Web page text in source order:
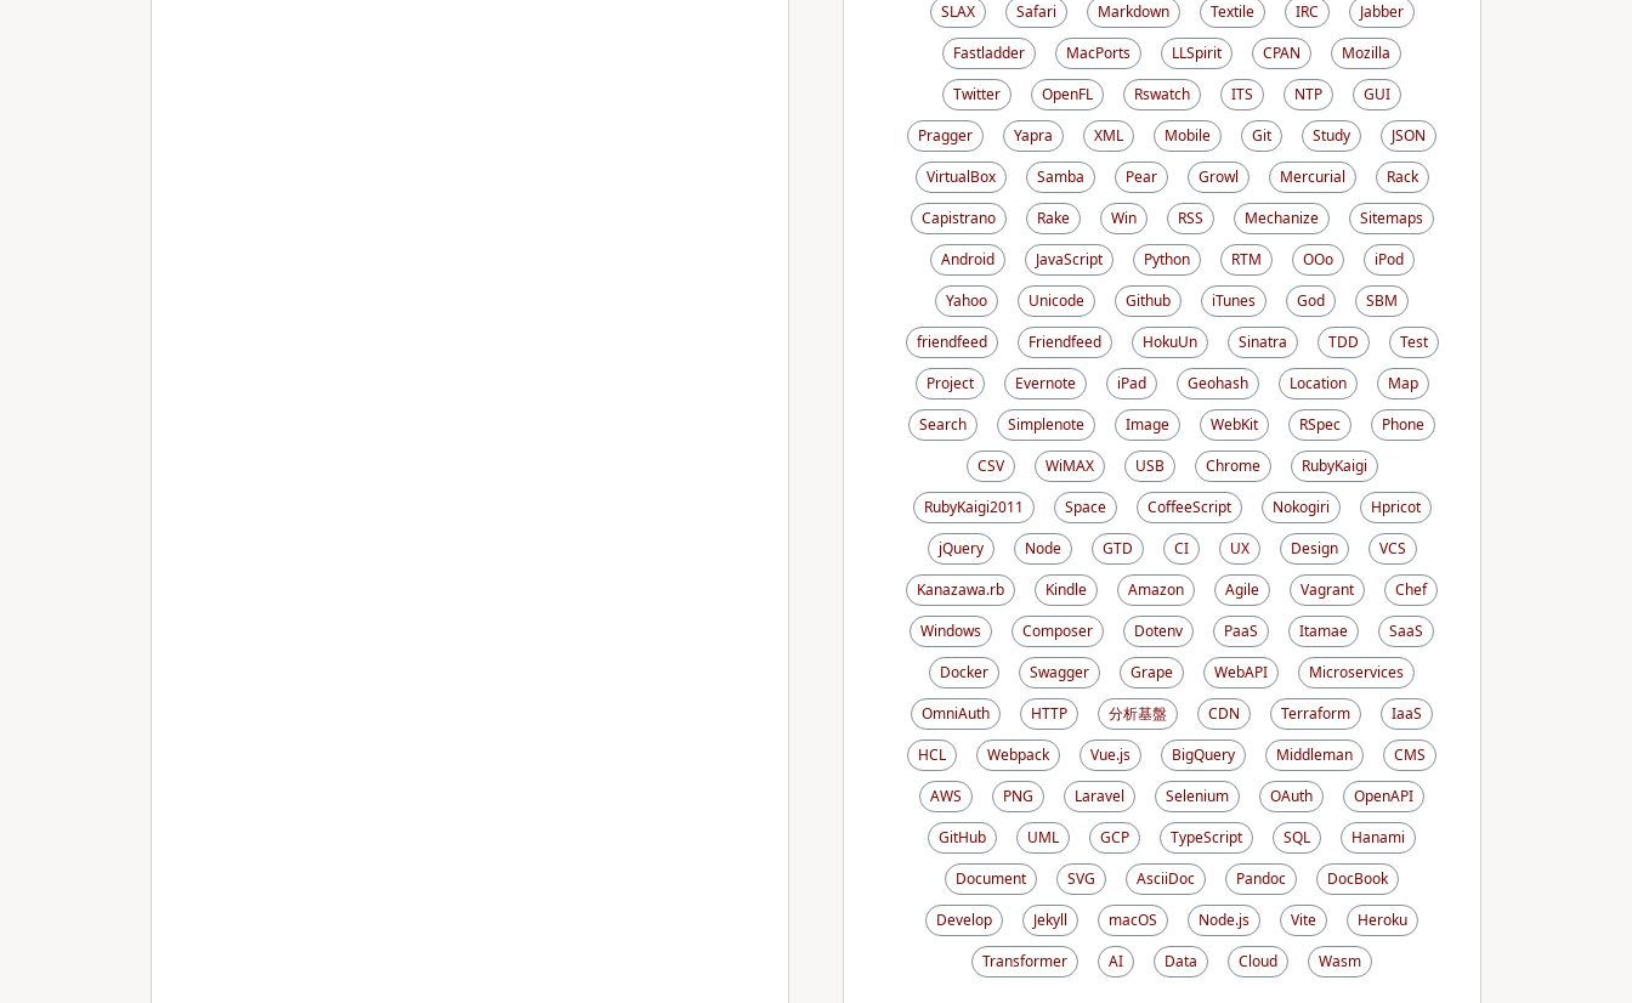
SLAX
Safari Markdown Textile IRC
Jabber
Fastladder
MacPorts LLSpirit CPAN
Mozilla
Twitter
OpenFL Rswatch ITS NTP
GUI
Pragger
Yapra XML Mobile Git Study
JSON
VirtualBox
Samba Pear Growl Mercurial
Rack
Capistrano
Rake Win RSS Mechanize
Sitemaps
Android
JavaScript Python RTM OOo
iPod
Yahoo
Unicode Github iTunes God
SBM
friendfeed
Friendfeed HokuUn Sinatra TDD
Test
Project
Evernote iPad Geohash Location
Map
Search
Simplenote Image WebKit RSpec
Phone
CSV
WiMAX USB Chrome
RubyKaigi
RubyKaigi2011
Space CoffeeScript Nokogiri
Hpricot
jQuery
Node GTD CI UX Design
VCS
Kanazawa.rb
Kindle Amazon Agile Vagrant
Chef
Windows
Composer Dotenv PaaS Itamae
SaaS
Docker
Swagger Grape WebAPI
Microservices
OmniAuth
HTTP 分析基盤 CDN Terraform
IaaS
HCL
Webpack Vue.js BigQuery Middleman
CMS
AWS
PNG Laravel Selenium OAuth
OpenAPI
GitHub
UML GCP TypeScript SQL
Hanami
Document
SVG AsciiDoc Pandoc
DocBook
Develop
Jekyll macOS Node.js Vite
Heroku
Transformer
AI Data Cloud Wasm